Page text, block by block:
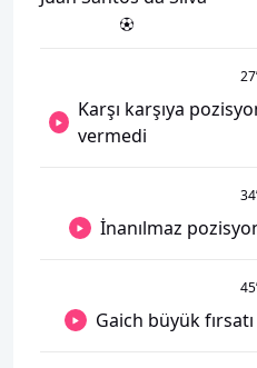
27’
Karşı karşıya
vermedi
34’
İnanılmaz
45’
Gaich büyük